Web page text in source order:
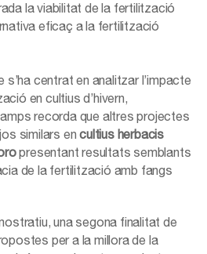
la viabilitat de la fertilització
eficaç a la fertilització
centrat en analitzar l’impacte
en cultius d’hivern,
recorda que altres projectes
similars encultius herbacis
presentant resultats semblants
de la fertilització amb fangs
una segona finalitat de
per a la millora de la